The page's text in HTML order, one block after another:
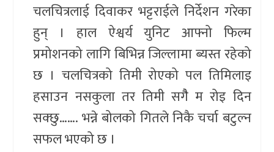
चलचित्रलाई दिवाकर भट्टराईले निर्देशन गरेका
हुन् । हाल ऐश्वर्य युनिट आफ्नो फिल्म
प्रमोशनको लागि बिभिन्न जिल्लामा ब्यस्त रहेको
छ । चलचित्रको तिमी रोएको पल तिमिलाइ
हसाउन नसकुला तर तिमी सगैै म रोइ दिन
सक्छु……. भन्ने बोलको गितले निकै चर्चा बटुल्न
सफल भएको छ ।